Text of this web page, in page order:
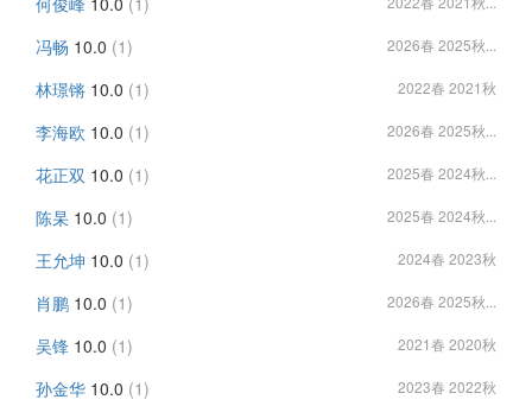
冯畅 10.0 (1) 2026春 2025秋...
林璟锵 10.0 (1) 2022春 2021秋
李海欧 10.0 (1) 2026春 2025秋...
花正双 10.0 (1) 2025春 2024秋...
陈杲 10.0 (1) 2025春 2024秋...
王允坤 10.0 (1) 2024春 2023秋
肖鹏 10.0 (1) 2026春 2025秋...
吴锋 10.0 (1) 2021春 2020秋
孙金华 10.0 (1) 2023春 2022秋